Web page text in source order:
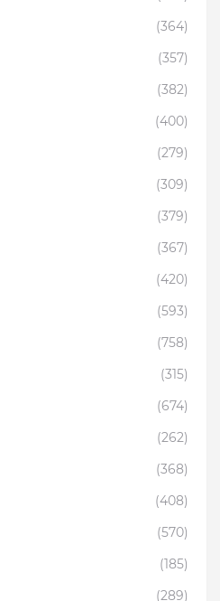
(364)
(357)
(382)
(400)
(279)
(309)
(379)
(367)
(420)
(593)
(758)
(315)
(674)
(262)
(368)
(408)
(570)
(185)
(289)